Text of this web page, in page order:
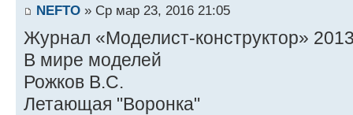
NEFTO » Ср мар 23, 2016 21:05
Журнал «Моделист-конструктор»
В мире моделей
Рожков В.С.
Летающая "Воронка"